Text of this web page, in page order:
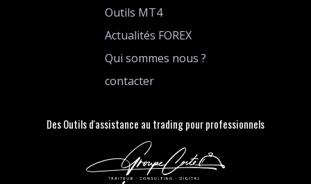
Outils MT4
Actualités FOREX
Qui sommes nous ?
contacter
Des Outils d'assistance au trading pour professionnels